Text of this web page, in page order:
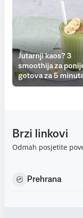
Jutarnji kaos? 3
smoothija za
gotova za 5
Brzi linkovi
Odmah posjetite
Prehrana